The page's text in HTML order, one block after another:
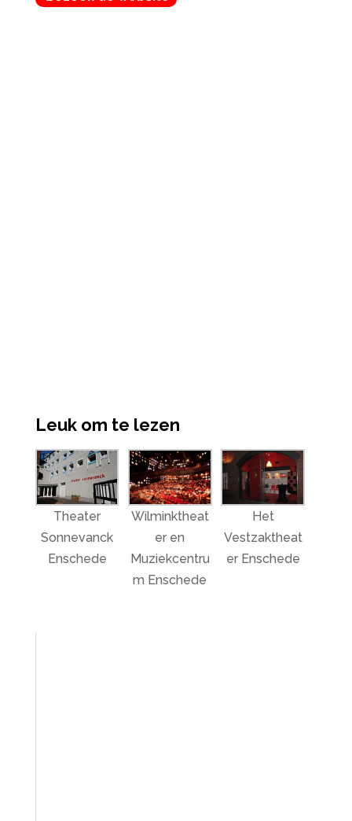
Leuk om te lezen
Theater
Sonnevanck
Enschede
Wilminktheat
er en
Muziekcentru
m Enschede
Het
Vestzaktheat
er Enschede